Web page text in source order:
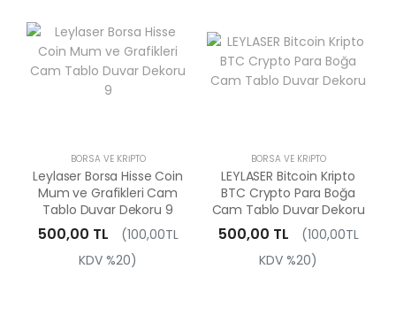
BORSA VE KRIPTO
Leylaser Borsa Hisse Coin
Mum ve Grafikleri Cam
Tablo Duvar Dekoru 9
500,00 TL
(100,00TL
KDV %20)
BORSA VE KRIPTO
LEYLASER Bitcoin Kripto
BTC Crypto Para Boğa
Cam Tablo Duvar Dekoru
500,00 TL
(100,00TL
KDV %20)